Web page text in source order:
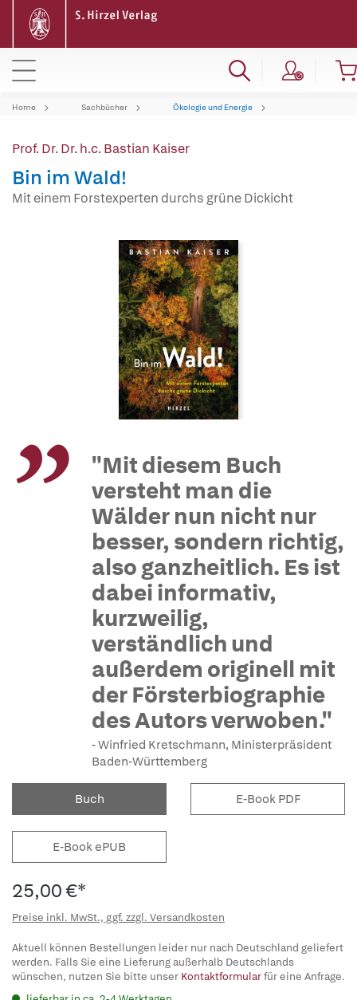
Home Sachbücher Ökologie und Energie
Prof. Dr. Dr. h.c. Bastian Kaiser
Bin im Wald!
Mit einem Forstexperten durchs grüne Dickicht
"Mit diesem Buch
versteht man die
Wälder nun nicht nur
besser, sondern richtig,
also ganzheitlich. Es ist
dabei informativ,
kurzweilig,
verständlich und
außerdem originell mit
der Försterbiographie
des Autors verwoben."
Winfried Kretschmann, Ministerpräsident
Baden-Württemberg
Buch E-Book PDF
E-Book ePUB
25,00 €*
Preise inkl. MwSt., ggf. zzgl. Versandkosten
Aktuell können Bestellungen leider nur nach Deutschland geliefert
werden. Falls Sie eine Lieferung außerhalb Deutschlands
wünschen, nutzen Sie bitte unser Kontaktformularfür eine Anfrage.